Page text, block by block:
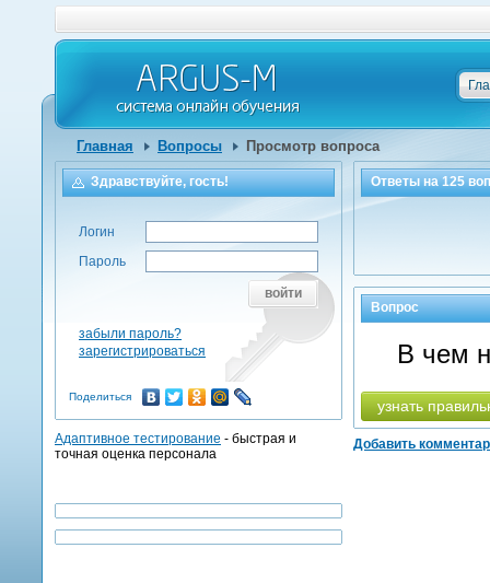
Главная Вопросы Просмотр вопроса
Ответы на125
Вопрос
В чем
узнать
Добавить
Здравствуйте, гость!
Логин
Пароль
войти
забыли пароль?
зарегистрироваться
Поделиться
Адаптивное тестирование - быстрая и
точная оценка персонала